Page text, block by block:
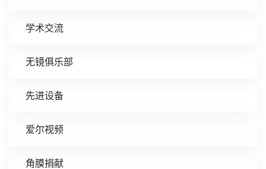
学术交流
无镜俱乐部
先进设备
爱尔视频
角膜捐献